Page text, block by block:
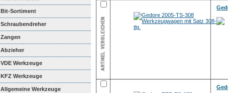
Bit-Sortiment
Schraubendreher
Zangen
Abzieher
VDE Werkzeuge
KFZ Werkzeuge
Allgemeine Werkzeuge